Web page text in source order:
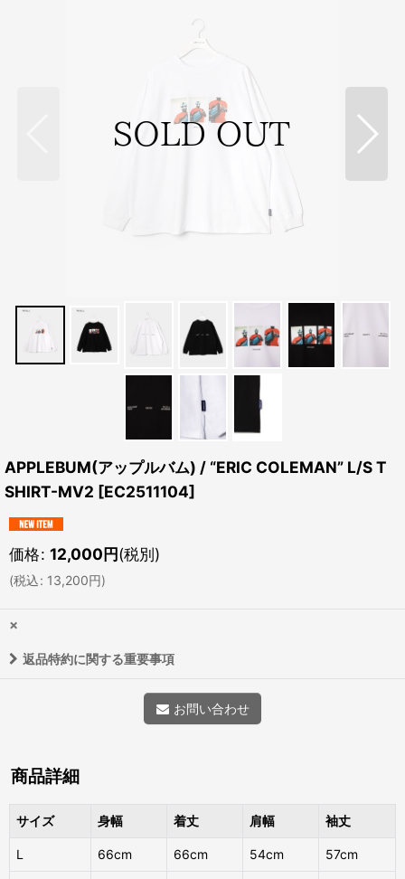
APPLEBUM(アップルバム) / “ERIC COLEMAN” L/S T
SHIRT-MV2 [EC2511104]
価格: 12,000円(税別)
(税込: 13,200円)
×
返品特約に関する重要事項
お問い合わせ
商品詳細
サイズ 身幅 着丈 肩幅 袖丈
L 66cm 66cm 54cm 57cm